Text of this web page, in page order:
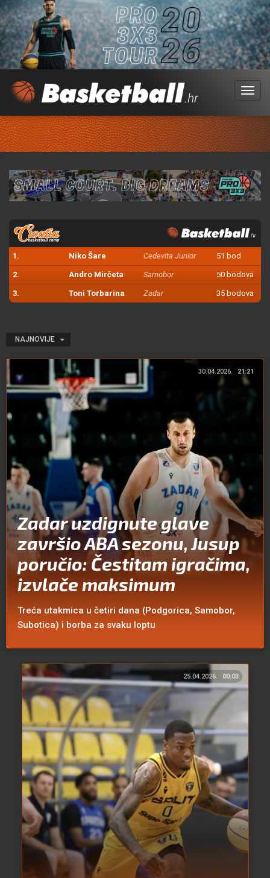
Menu
1. Niko Šare Cedevita Junior 51 bod
2. Andro Mirčeta Samobor 50 bodova
3. Toni Torbarina Zadar 35 bodova
NAJNOVIJE
30.04.2026. 21:21
Zadar uzdignute glave
završio ABA sezonu, Jusup
poručio: Čestitam igračima,
izvlače maksimum
Treća utakmica u četiri dana (Podgorica, Samobor,
Subotica) i borba za svaku loptu
25.04.2026. 00:03